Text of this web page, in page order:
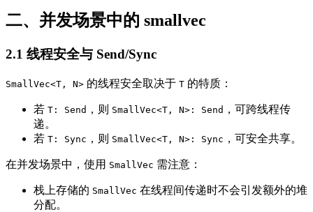
二、并发场景中的 smallvec
2.1 线程安全与 Send/Sync
SmallVec<T, N> 的线程安全取决于 T 的特质：
若 T: Send ，则 SmallVec<T, N>: Send ，可跨线程传
递。
若 T: Sync ，则 SmallVec<T, N>: Sync ，可安全共享。
在并发场景中，使用 SmallVec 需注意：
栈上存储的 SmallVec 在线程间传递时不会引发额外的堆
分配。